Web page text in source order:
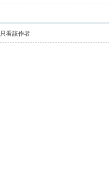
只看該作者